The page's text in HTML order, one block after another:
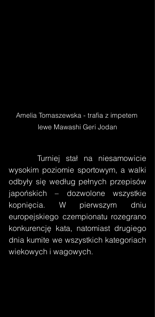
Amelia Tomaszewska - trafia z impetem
lewe Mawashi Geri Jodan
     Turniej stał na niesamowicie
wysokim poziomie sportowym, a walki
odbyły się według pełnych przepisów
japońskich – dozwolone wszystkie
kopnięcia. W pierwszym dniu
europejskiego czempionatu rozegrano
konkurencję kata, natomiast drugiego
dnia kumite we wszystkich kategoriach
wiekowych i wagowych.